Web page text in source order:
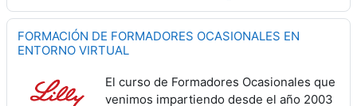
FORMACIÓN DE FORMADORES OCASIONALES EN
ENTORNO VIRTUAL
El curso de Formadores Ocasionales que
venimos impartiendo desde el año 2003